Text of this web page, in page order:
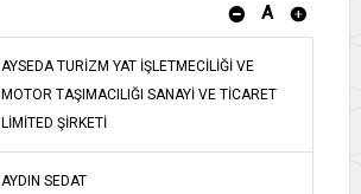
A
AYSEDA TURİZM YAT İŞLETMECİLİĞİ VE
MOTOR TAŞIMACILIĞI SANAYİ VE TİCARET
LİMİTED ŞİRKETİ
AYDIN SEDAT